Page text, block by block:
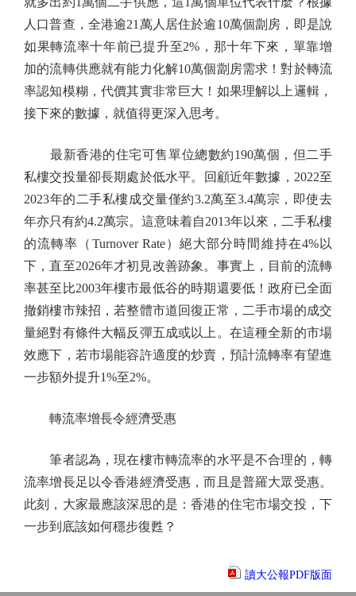
人口普查，全港逾21萬人居住於逾10萬個劏房，即是說
如果轉流率十年前已提升至2%，那十年下來，單靠增
加的流轉供應就有能力化解10萬個劏房需求！對於轉流
率認知模糊，代價其實非常巨大！如果理解以上邏輯，
接下來的數據，就值得更深入思考。
最新香港的住宅可售單位總數約190萬個，但二手
私樓交投量卻長期處於低水平。回顧近年數據，2022至
2023年的二手私樓成交量僅約3.2萬至3.4萬宗，即使去
年亦只有約4.2萬宗。這意味着自2013年以來，二手私樓
的流轉率（Turnover Rate）絕大部分時間維持在4%以
下，直至2026年才初見改善跡象。事實上，目前的流轉
率甚至比2003年樓市最低谷的時期還要低！政府已全面
撤銷樓市辣招，若整體市道回復正常，二手市場的成交
量絕對有條件大幅反彈五成或以上。在這種全新的市場
效應下，若市場能容許適度的炒賣，預計流轉率有望進
一步額外提升1%至2%。
轉流率增長令經濟受惠
筆者認為，現在樓市轉流率的水平是不合理的，轉
流率增長足以令香港經濟受惠，而且是普羅大眾受惠。
此刻，大家最應該深思的是：香港的住宅市場交投，下
一步到底該如何穩步復甦？
讀大公報PDF版面